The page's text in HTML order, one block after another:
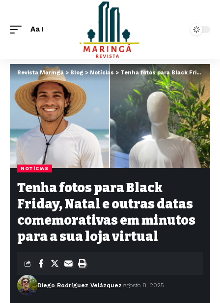
Aa
Revista Maringá>Blog>Notícias > Tenha fotos para Black Friday, Natal e outras datas comemorativas em minutos para a sua loja virtual
NOTÍCIAS
Tenha fotos para Black
Friday, Natal e outras datas
comemorativas em minutos
para a sua loja virtual
Diego Rodríguez Velázquez agosto 8, 2025